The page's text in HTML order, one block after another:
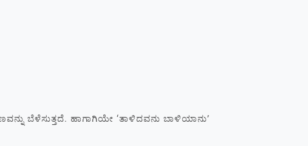
ಬೆಳೆಸುತ್ತದೆ. ಹಾಗಾಗಿಯೇ ‘ತಾಳಿದವನು ಬಾಳಿಯಾನು’